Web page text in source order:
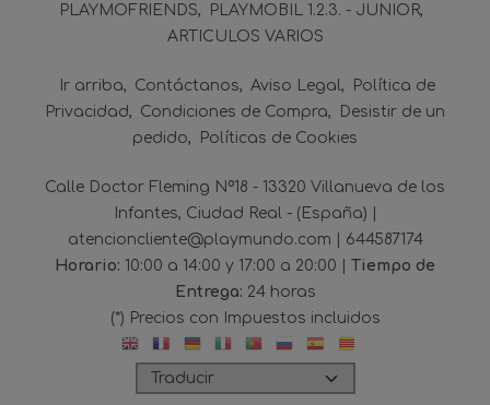
PLAYMOFRIENDS
PLAYMOBIL 1.2.3. - JUNIOR
ARTICULOS VARIOS
Ir arriba Contáctanos Aviso Legal
Política de
Privacidad
Condiciones de Compra
Desistir de un
pedido
Políticas de Cookies
Calle Doctor Fleming Nº18 - 13320 Villanueva de los
Infantes, Ciudad Real - (España) |
atencioncliente@playmundo.com | 644587174
Horario: 10:00 a 14:00 y 17:00 a 20:00 | Tiempo de
Entrega: 24 horas
(*) Precios con Impuestos incluidos